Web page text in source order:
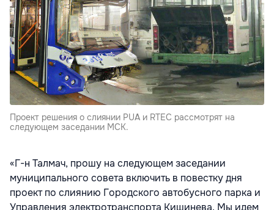
Проект решения о слиянии PUA и RTEC рассмотрят на
следующем заседании МСК.
«Г-н Талмач, прошу на следующем заседании
муниципального совета включить в повестку дня
проект по слиянию Городского автобусного парка и
Управления электротранспорта Кишинева. Мы идем